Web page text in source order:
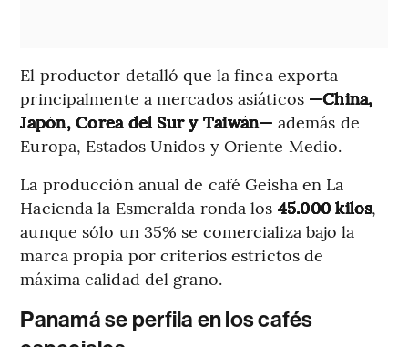
El productor detalló que la finca exporta
principalmente a mercados asiáticos —China,
Japón, Corea del Sur y Taiwán— además de
Europa, Estados Unidos y Oriente Medio.
La producción anual de café Geisha en La
Hacienda la Esmeralda ronda los 45.000 kilos,
aunque sólo un 35% se comercializa bajo la
marca propia por criterios estrictos de
máxima calidad del grano.
Panamá se perfila en los cafés